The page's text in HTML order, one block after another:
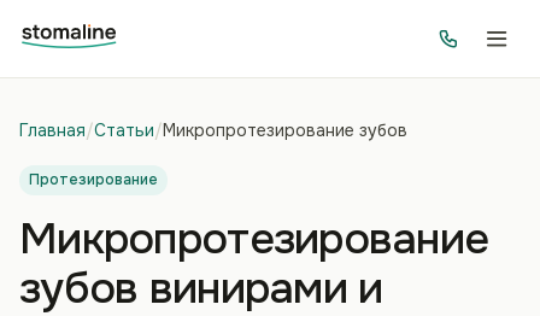
Главная/Статьи/Микропротезирование зубов
Протезирование
Микропротезирование
зубов винирами и